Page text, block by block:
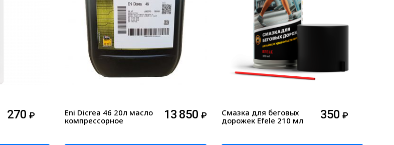
270 ₽
Eni Dicrea 46 20л масло
компрессорное
13 850₽
Смазка для беговых
дорожек Efele 210 мл
350 ₽